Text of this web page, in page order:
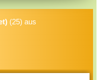
(25) aus